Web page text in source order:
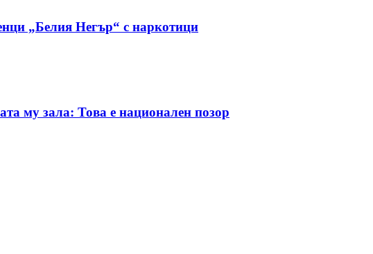
„Белия Негър“ с наркотици
му зала: Това е национален позор